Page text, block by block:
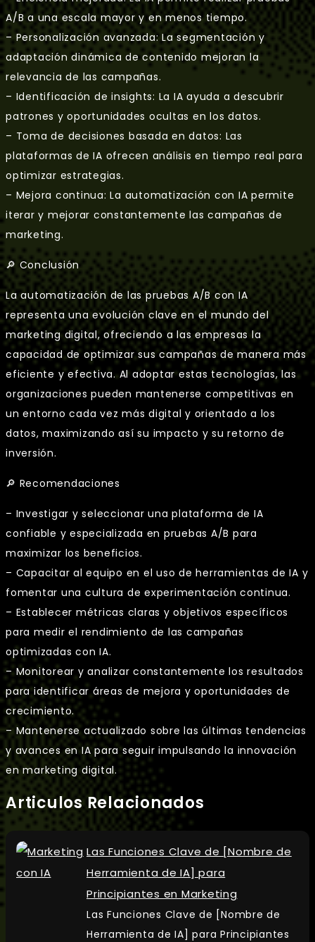
A/B a una escala mayor y en menos tiempo.
– Personalización avanzada: La segmentación y
adaptación dinámica de contenido mejoran la
relevancia de las campañas.
– Identificación de insights: La IA ayuda a descubrir
patrones y oportunidades ocultas en los datos.
– Toma de decisiones basada en datos: Las
plataformas de IA ofrecen análisis en tiempo real para
optimizar estrategias.
– Mejora continua: La automatización con IA permite
iterar y mejorar constantemente las campañas de
marketing.
🔎 Conclusión
La automatización de las pruebas A/B con IA
representa una evolución clave en el mundo del
marketing digital, ofreciendo a las empresas la
capacidad de optimizar sus campañas de manera más
eficiente y efectiva. Al adoptar estas tecnologías, las
organizaciones pueden mantenerse competitivas en
un entorno cada vez más digital y orientado a los
datos, maximizando así su impacto y su retorno de
inversión.
🔎 Recomendaciones
– Investigar y seleccionar una plataforma de IA
confiable y especializada en pruebas A/B para
maximizar los beneficios.
– Capacitar al equipo en el uso de herramientas de IA y
fomentar una cultura de experimentación continua.
– Establecer métricas claras y objetivos específicos
para medir el rendimiento de las campañas
optimizadas con IA.
– Monitorear y analizar constantemente los resultados
para identificar áreas de mejora y oportunidades de
crecimiento.
– Mantenerse actualizado sobre las últimas tendencias
y avances en IA para seguir impulsando la innovación
en marketing digital.
Articulos Relacionados
Las Funciones Clave de [Nombre de
Herramienta de IA] para
Principiantes en Marketing
Las Funciones Clave de [Nombre de
Herramienta de IA] para Principiantes